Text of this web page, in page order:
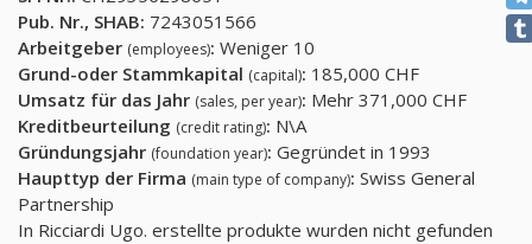
Pub. Nr., SHAB: 7243051566
Arbeitgeber (employees): Weniger 10
Grund-oder Stammkapital (capital): 185,000 CHF
Umsatz für das Jahr (sales, per year): Mehr 371,000 CHF
Kreditbeurteilung (credit rating): N\A
Gründungsjahr (foundation year): Gegründet in 1993
Haupttyp der Firma (main type of company): Swiss General
Partnership
In Ricciardi Ugo. erstellte produkte wurden nicht gefunden